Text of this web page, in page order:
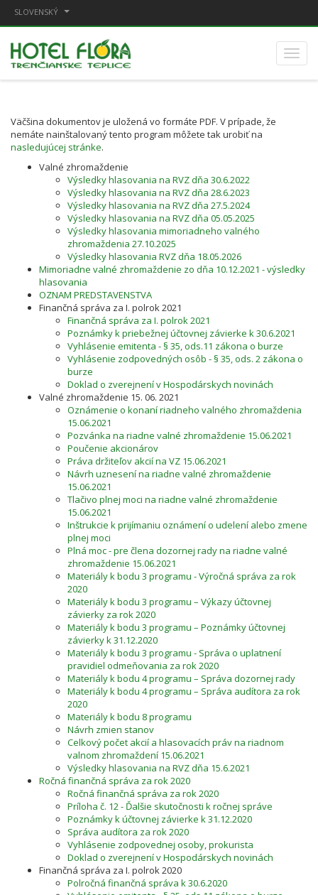
SLOVENSKÝ
Väčšina dokumentov je uložená vo formáte PDF. V prípade, že
nemáte nainštalovaný tento program môžete tak urobiť na
nasledujúcej stránke.
Valné zhromaždenie
Výsledky hlasovania na RVZ dňa 30.6.2022
Výsledky hlasovania na RVZ dňa 28.6.2023
Výsledky hlasovania na RVZ dňa 27.5.2024
Výsledky hlasovania na RVZ dňa 05.05.2025
Výsledky hlasovania mimoriadneho valného
zhromaždenia 27.10.2025
Výsledky hlasovania RVZ dňa 18.05.2026
Mimoriadne valné zhromaždenie zo dňa 10.12.2021 - výsledky
hlasovania
OZNAM PREDSTAVENSTVA
Finančná správa za I. polrok 2021
Finančná správa za I. polrok 2021
Poznámky k priebežnej účtovnej závierke k 30.6.2021
Vyhlásenie emitenta - § 35, ods.11 zákona o burze
Vyhlásenie zodpovedných osôb - § 35, ods. 2 zákona o
burze
Doklad o zverejnení v Hospodárskych novinách
Valné zhromaždenie 15. 06. 2021
Oznámenie o konaní riadneho valného zhromaždenia
15.06.2021
Pozvánka na riadne valné zhromaždenie 15.06.2021
Poučenie akcionárov
Práva držiteľov akcií na VZ 15.06.2021
Návrh uznesení na riadne valné zhromaždenie
15.06.2021
Tlačivo plnej moci na riadne valné zhromaždenie
15.06.2021
Inštrukcie k prijímaniu oznámení o udelení alebo zmene
plnej moci
Plná moc - pre člena dozornej rady na riadne valné
zhromaždenie 15.06.2021
Materiály k bodu 3 programu - Výročná správa za rok
2020
Materiály k bodu 3 programu – Výkazy účtovnej
závierky za rok 2020
Materiály k bodu 3 programu – Poznámky účtovnej
závierky k 31.12.2020
Materiály k bodu 3 programu - Správa o uplatnení
pravidiel odmeňovania za rok 2020
Materiály k bodu 4 programu – Správa dozornej rady
Materiály k bodu 4 programu – Správa audítora za rok
2020
Materiály k bodu 8 programu
Návrh zmien stanov
Celkový počet akcií a hlasovacích práv na riadnom
valnom zhromaždení 15.06.2021
Výsledky hlasovania na RVZ dňa 15.6.2021
Ročná finančná správa za rok 2020
Ročná finančná správa za rok 2020
Príloha č. 12 - Ďalšie skutočnosti k ročnej správe
Poznámky k účtovnej závierke k 31.12.2020
Správa audítora za rok 2020
Vyhlásenie zodpovednej osoby, prokurista
Doklad o zverejnení v Hospodárskych novinách
Finančná správa za I. polrok 2020
Polročná finančná správa k 30.6.2020